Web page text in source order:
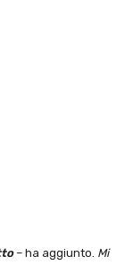
– ha aggiunto. Mi